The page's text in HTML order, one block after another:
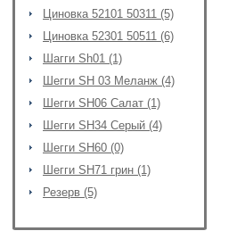
Циновка 52101 50311 (5)
Циновка 52301 50511 (6)
Шагги Sh01 (1)
Шегги SH 03 Меланж (4)
Шегги SH06 Салат (1)
Шегги SH34 Серый (4)
Шегги SH60 (0)
Шегги SH71 грин (1)
Резерв (5)